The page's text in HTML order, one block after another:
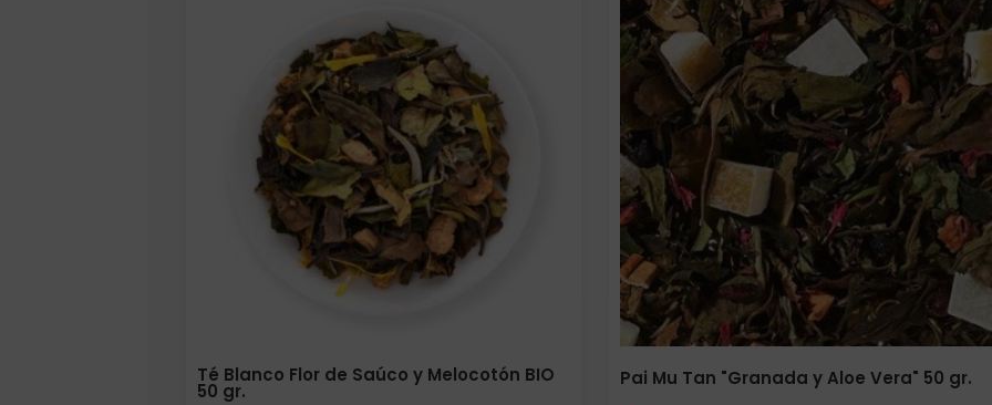
Té Blanco Flor de Saúco y Melocotón BIO
50 gr.
Pai Mu Tan "Granada y Aloe Vera" 50 gr.